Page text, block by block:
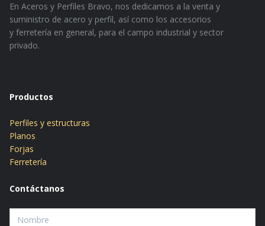
En Aceros y Perfiles Bravo, nos dedicamos a la venta y
suministro de acero y perfil, así como los accesorios
y ferretería en general, para el campo industrial y sector
privado.
Productos
Perfiles y estructuras
Planos
Forjas
Ferretería
Contáctanos